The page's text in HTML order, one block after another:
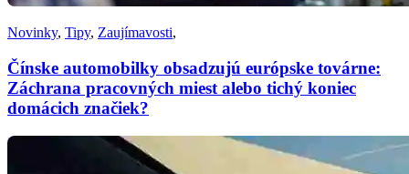
Novinky, Tipy, Zaujímavosti,
Čínske automobilky obsadzujú európske továrne:
Záchrana pracovných miest alebo tichý koniec
domácich značiek?